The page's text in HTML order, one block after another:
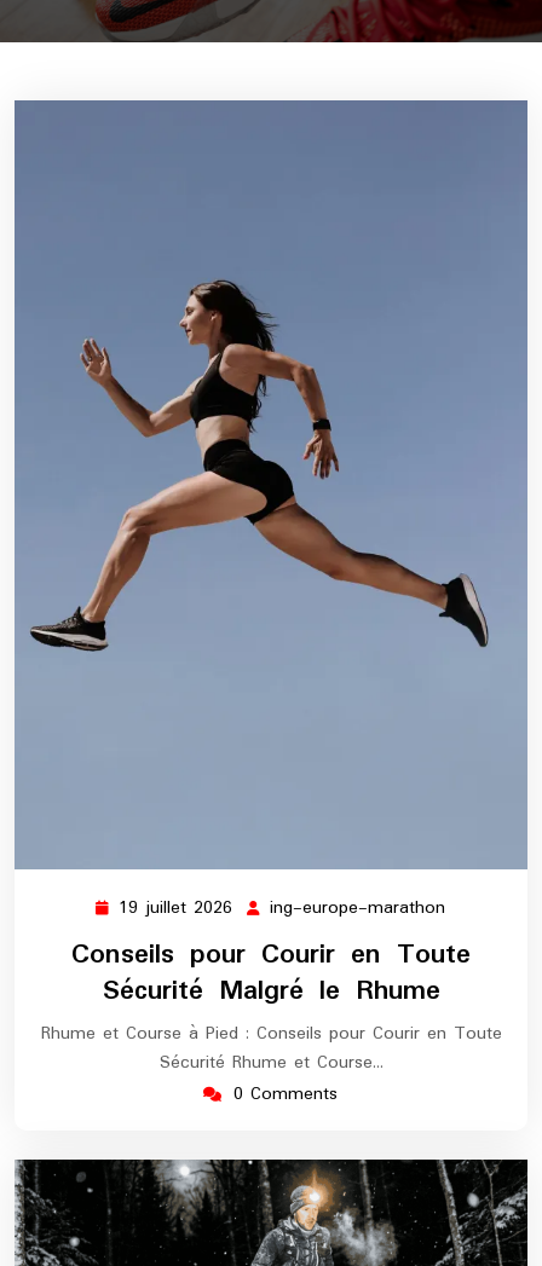
19 juillet 2026 19
juillet
2026
ing-europe-marathon
marathon
Conseils pour Courir en Toute
Sécurité Malgré le Rhume
Rhume et Course à Pied : Conseils pour Courir en Toute
Sécurité Rhume et Course…
0 Comments